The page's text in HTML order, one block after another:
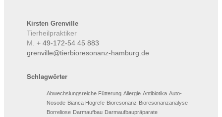
Kirsten Grenville
Tierheilpraktiker
M. + 49-172-54 45 883
grenville@tierbioresonanz-hamburg.de
Schlagwörter
Abwechslungsreiche Fütterung Allergie Antibiotika Auto-
Nosode Bianca Hogrefe Bioresonanz Bioresonanzanalyse
Borreliose Darmaufbau Darmaufbaupräparate